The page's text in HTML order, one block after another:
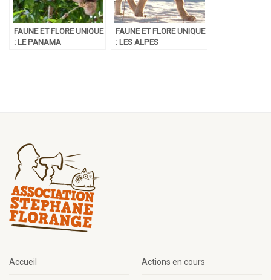
FAUNE ET FLORE UNIQUE
: LE PANAMA
FAUNE ET FLORE UNIQUE
: LES ALPES
Accueil Actions en cours